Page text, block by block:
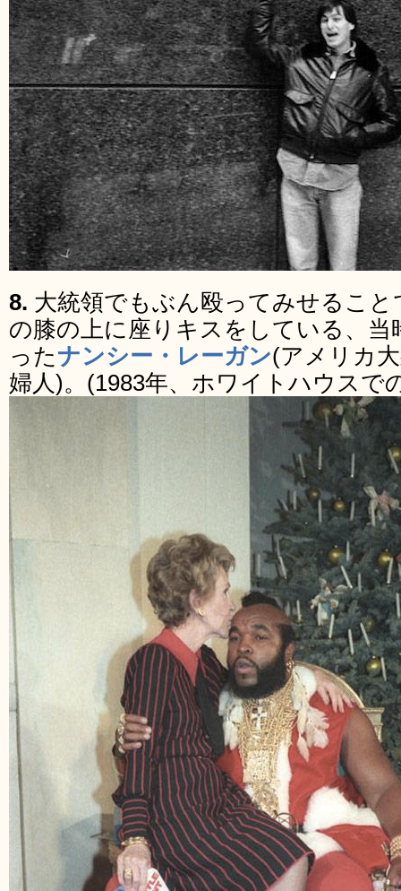
8. 大統領でもぶん殴ってみせること
の膝の上に座りキスをしている、
ったナンシー・レーガン(アメリカ
婦人)。(1983年、ホワイトハウスで